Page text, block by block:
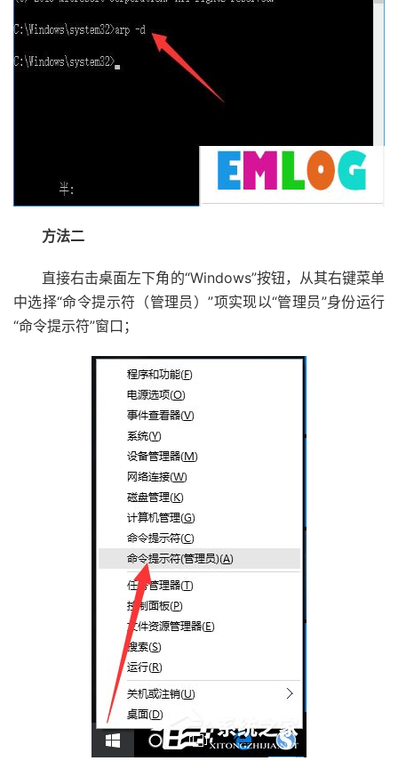
方法二
直接右击桌面左下角的“Windows”按钮，从其右键菜单
中选择“命令提示符（管理员）”项实现以“管理员”身份运行
“命令提示符”窗口；